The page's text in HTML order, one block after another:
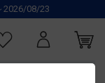
2026/08/23